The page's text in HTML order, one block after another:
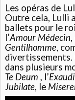
Les opéras de
Outre cela, Lulli
ballets pour le
l’Amour Médecin,
Gentilhomme,
divertissements.
dans plusieurs
Te Deum , l’
Jubilate, le